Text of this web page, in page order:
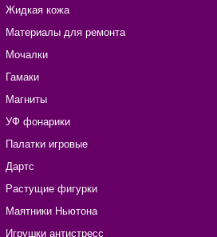
Жидкая кожа
Материалы для ремонта
Мочалки
Гамаки
Магниты
УФ фонарики
Палатки игровые
Дартс
Растущие фигурки
Маятники Ньютона
Игрушки антистресс